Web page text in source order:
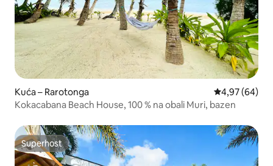
Kuća – Rarotonga Prosječna
4,97 (64)
Kokacabana Beach House, 100 % na obali Muri, bazen
Superhost
Superhost